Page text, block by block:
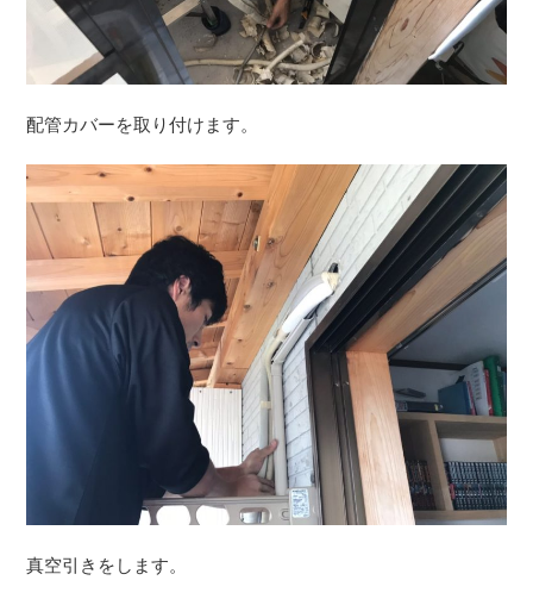
配管カバーを取り付けます。
真空引きをします。